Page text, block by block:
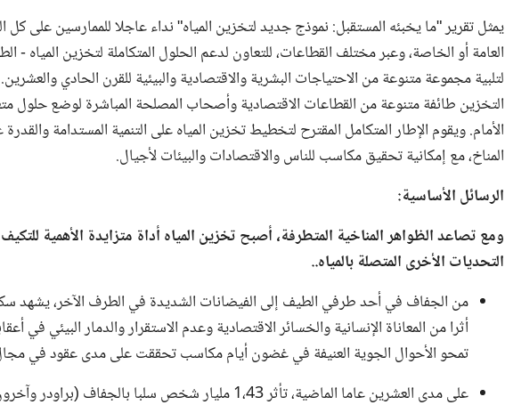
يمثل تقرير "ما يخبئه المستقبل: نموذج جديد لتخزين المياه" نداء عاجلا للممارسين على كل
العامة أو الخاصة، وعبر مختلف القطاعات، للتعاون لدعم الحلول المتكاملة لتخزين المياه -
لتلبية مجموعة متنوعة من الاحتياجات البشرية والاقتصادية والبيئية للقرن الحادي
التخزين طائفة متنوعة من القطاعات الاقتصادية وأصحاب المصلحة المباشرة لوضع حلول
الأمام. ويقوم الإطار المتكامل المقترح لتخطيط تخزين المياه على التنمية المستدامة
المناخ، مع إمكانية تحقيق مكاسب للناس والاقتصادات والبيئات لأجيال.
الرسائل الأساسية:
ومع تصاعد الظواهر المناخية المتطرفة، أصبح تخزين المياه أداة متزايدة الأهمية
التحديات الأخرى المتصلة بالمياه..
من الجفاف في أحد طرفي الطيف إلى الفيضانات الشديدة في الطرف الآخر، يشهد
أثرا من المعاناة الإنسانية والخسائر الاقتصادية وعدم الاستقرار والدمار البيئي في
تمحو الأحوال الجوية العنيفة في غضون أيام مكاسب تحققت على مدى عقود في مجال